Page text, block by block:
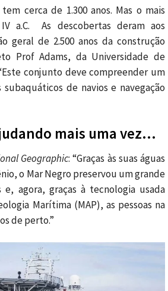
cerca de 1.300 anos. Mas o mais
a.C. As descobertas deram aos
geral de 2.500 anos da construção
Prof Adams, da Universidade de
conjunto deve compreender um
de navios e navegação
mais uma vez…
Geographic: “Graças às suas águas
o Mar Negro preservou um grande
agora, graças à tecnologia usada
Marítima (MAP), as pessoas na
de perto.”